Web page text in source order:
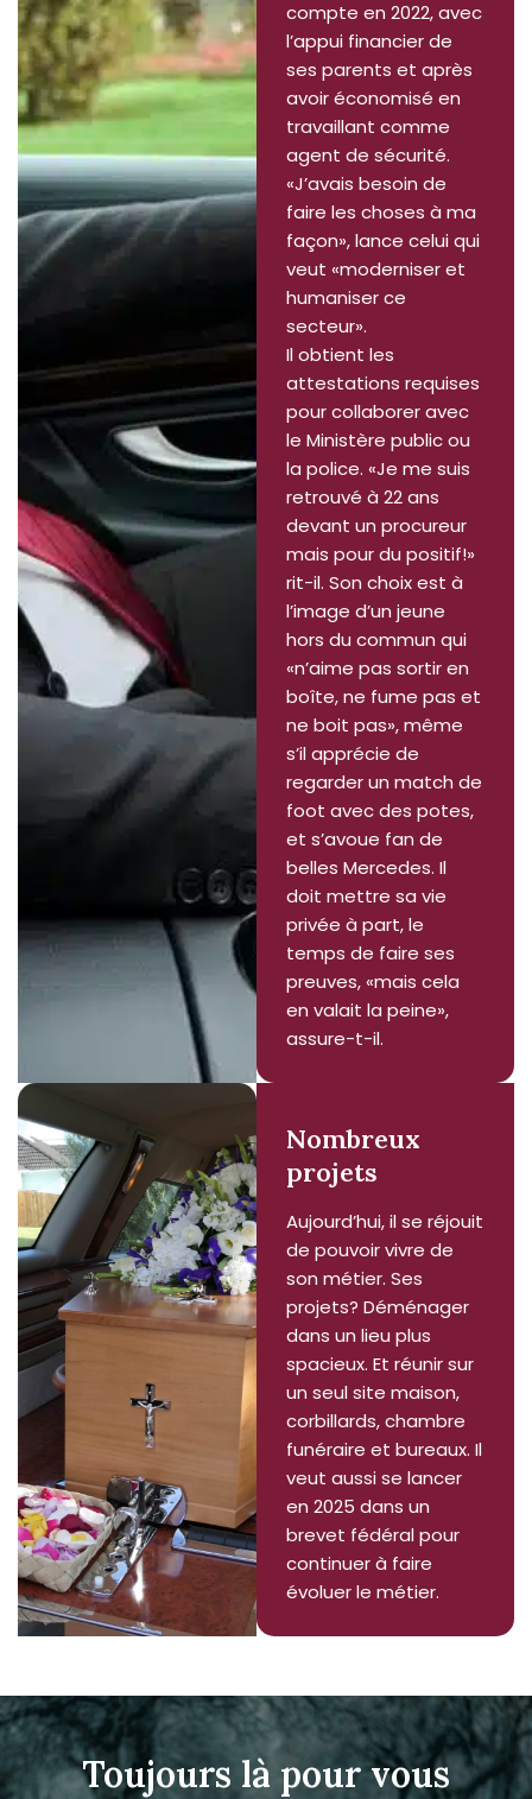
compte en 2022, avec
l’appui financier de
ses parents et après
avoir économisé en
travaillant comme
agent de sécurité.
«J’avais besoin de
faire les choses à ma
façon», lance celui qui
veut «moderniser et
humaniser ce
secteur».
Il obtient les
attestations requises
pour collaborer avec
le Ministère public ou
la police. «Je me suis
retrouvé à 22 ans
devant un procureur
mais pour du positif!»
rit-il. Son choix est à
l’image d’un jeune
hors du commun qui
«n’aime pas sortir en
boîte, ne fume pas et
ne boit pas», même
s’il apprécie de
regarder un match de
foot avec des potes,
et s’avoue fan de
belles Mercedes. Il
doit mettre sa vie
privée à part, le
temps de faire ses
preuves, «mais cela
en valait la peine»,
assure-t-il.
Nombreux
projets
Aujourd’hui, il se réjouit
de pouvoir vivre de
son métier. Ses
projets? Déménager
dans un lieu plus
spacieux. Et réunir sur
un seul site maison,
corbillards, chambre
funéraire et bureaux. Il
veut aussi se lancer
en 2025 dans un
brevet fédéral pour
continuer à faire
évoluer le métier.
Toujours là pour vous